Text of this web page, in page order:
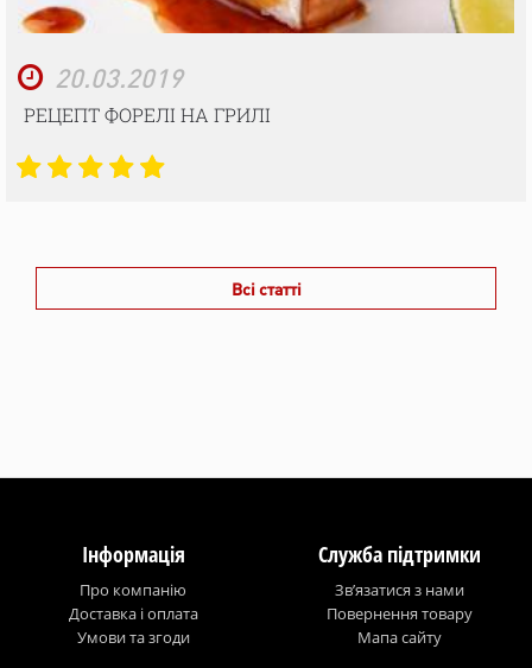
20.03.2019
РЕЦЕПТ ФОРЕЛІ НА ГРИЛІ
Всі статті
Інформація
Про компанію
Доставка і оплата
Умови та згоди
Служба підтримки
Зв’язатися з нами
Повернення товару
Мапа сайту